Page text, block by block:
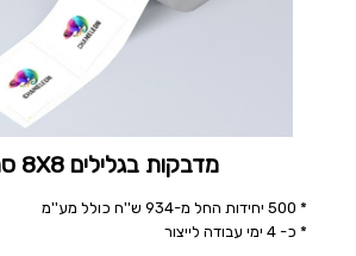
מדבקות בגלילים 8X8 סמ
* 500 יחידות החל מ-934 ש''ח כולל מע''מ
* כ- 4 ימי עבודה לייצור